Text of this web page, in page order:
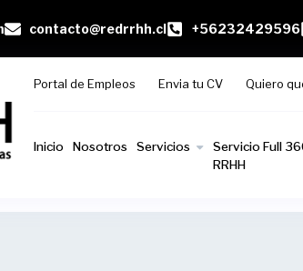
contacto@redrrhh.cl +56232429596
Portal de Empleos Envia tu CV Quiero
Inicio Nosotros Servicios
Servicio Full
RRHH